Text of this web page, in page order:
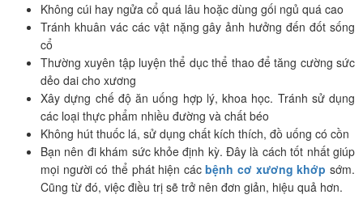
Không cúi hay ngửa cổ quá lâu hoặc dùng gối ngủ quá cao
Tránh khuân vác các vật nặng gây ảnh hưởng đến đốt sống
cổ
Thường xuyên tập luyện thể dục thể thao để tăng cường sức
dẻo dai cho xương
Xây dựng chế độ ăn uống hợp lý, khoa học. Tránh sử dụng
các loại thực phẩm nhiều đường và chất béo
Không hút thuốc lá, sử dụng chất kích thích, đồ uống có cồn
Bạn nên đi khám sức khỏe định kỳ. Đây là cách tốt nhất giúp
mọi người có thể phát hiện cácbệnh cơ xương khớp sớm.
Cũng từ đó, việc điều trị sẽ trở nên đơn giản, hiệu quả hơn.